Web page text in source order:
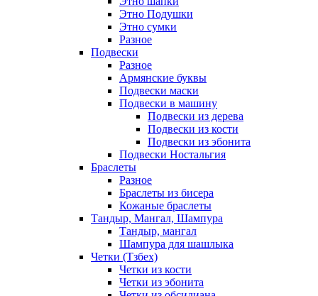
Этно Подушки
Этно сумки
Разное
Подвески
Разное
Армянские буквы
Подвески маски
Подвески в машину
Подвески из дерева
Подвески из кости
Подвески из эбонита
Подвески Ностальгия
Браслеты
Разное
Браслеты из бисера
Кожаные браслеты
Тандыр, Мангал, Шампура
Тандыр, мангал
Шампура для шашлыка
Четки (Тзбех)
Четки из кости
Четки из эбонита